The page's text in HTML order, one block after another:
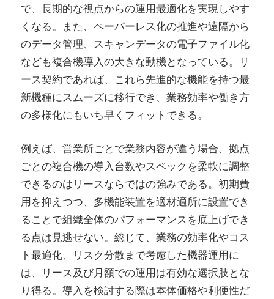
で、長期的な視点からの運用最適化を実現しやす
くなる。また、ペーパーレス化の推進や遠隔から
のデータ管理、スキャンデータの電子ファイル化
なども複合機導入の大きな動機となっている。リ
ース契約であれば、これら先進的な機能を持つ最
新機種にスムーズに移行でき、業務効率や働き方
の多様化にもいち早くフィットできる。
例えば、営業所ごとで業務内容が違う場合、拠点
ごとの複合機の導入台数やスペックを柔軟に調整
できるのはリースならではの強みである。初期費
用を抑えつつ、多機能装置を適材適所に設置でき
ることで組織全体のパフォーマンスを底上げでき
る点は見逃せない。総じて、業務の効率化やコス
ト最適化、リスク分散まで考慮した機器運用に
は、リース及び月額での運用は有効な選択肢とな
り得る。導入を検討する際は本体価格や利便性だ